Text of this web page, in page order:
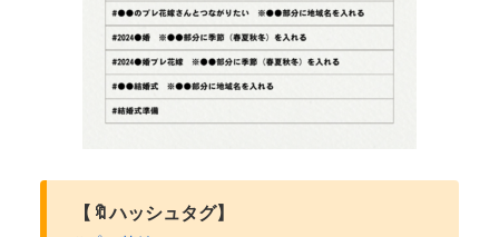
【🔖ハッシュタグ】